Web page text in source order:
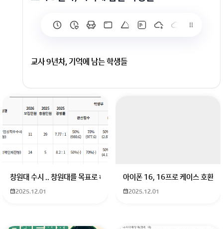
교사 9년차, 기억에 남는 학생들
회원가입 혹은 광고 [X]를 누르면 내용이 보입니다
창원대 수시 .. 창원대를 목표로 하고 있는 09년생입니다 지금 제 내신이 5
2025.12.01
아이폰 16, 16프로 케이스 호환
2025.12.01